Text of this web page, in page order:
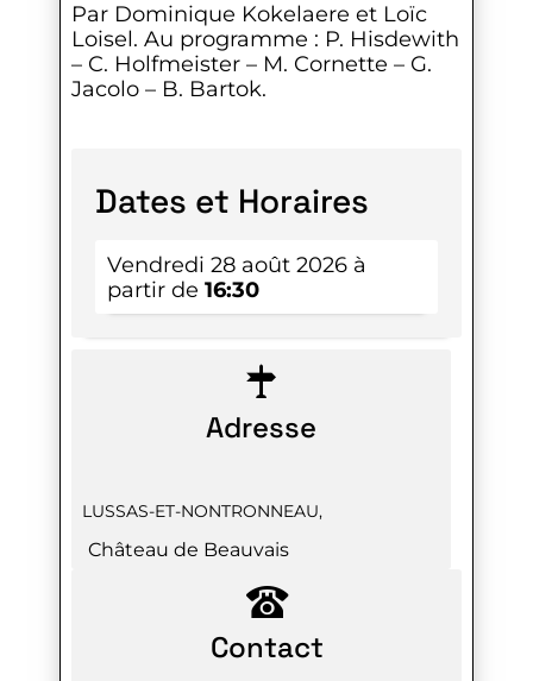
Par Dominique Kokelaere et Loïc
Loisel. Au programme : P. Hisdewith
– C. Holfmeister – M. Cornette – G.
Jacolo – B. Bartok.
Dates et Horaires
Vendredi 28 août 2026 à
partir de 16:30
Adresse
LUSSAS-ET-NONTRONNEAU,
Château de Beauvais
Contact